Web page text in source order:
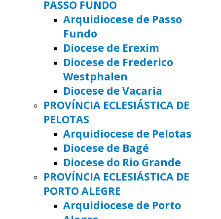
PASSO FUNDO
Arquidiocese de Passo
Fundo
Diocese de Erexim
Diocese de Frederico
Westphalen
Diocese de Vacaria
PROVÍNCIA ECLESIÁSTICA DE
PELOTAS
Arquidiocese de Pelotas
Diocese de Bagé
Diocese do Rio Grande
PROVÍNCIA ECLESIÁSTICA DE
PORTO ALEGRE
Arquidiocese de Porto